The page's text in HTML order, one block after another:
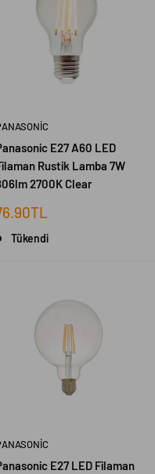
E27 A60 LED
Rustik Lamba 7W
2700K Clear
Tükendi
E27 LED Filaman